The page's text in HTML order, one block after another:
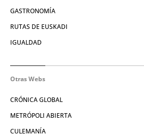
GASTRONOMÍA
RUTAS DE EUSKADI
IGUALDAD
Otras Webs
CRÓNICA GLOBAL
METRÓPOLI ABIERTA
CULEMANÍA